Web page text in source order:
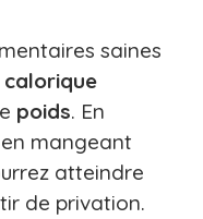
saines
poids. En
mangeant
atteindre
de privation.